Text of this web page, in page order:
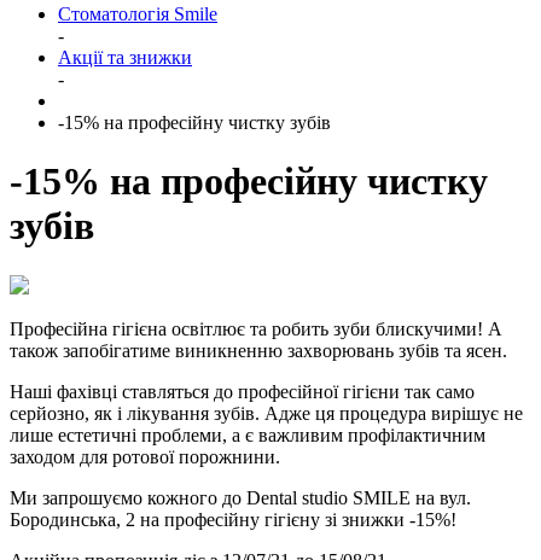
Стоматологія Smile
-
Акції та знижки
-
-15% на професійну чистку зубів
-15% на професійну чистку
зубів
Професійна гігієна освітлює та робить зуби блискучими! А
також запобігатиме виникненню захворювань зубів та ясен.
Наші фахівці ставляться до професійної гігієни так само
серйозно, як і лікування зубів. Адже ця процедура вирішує не
лише естетичні проблеми, а є важливим профілактичним
заходом для ротової порожнини.
Ми запрошуємо кожного до Dental studio SMILE на вул.
Бородинська, 2 на професійну гігієну зі знижки -15%!